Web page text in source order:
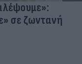
σε ζωντανή